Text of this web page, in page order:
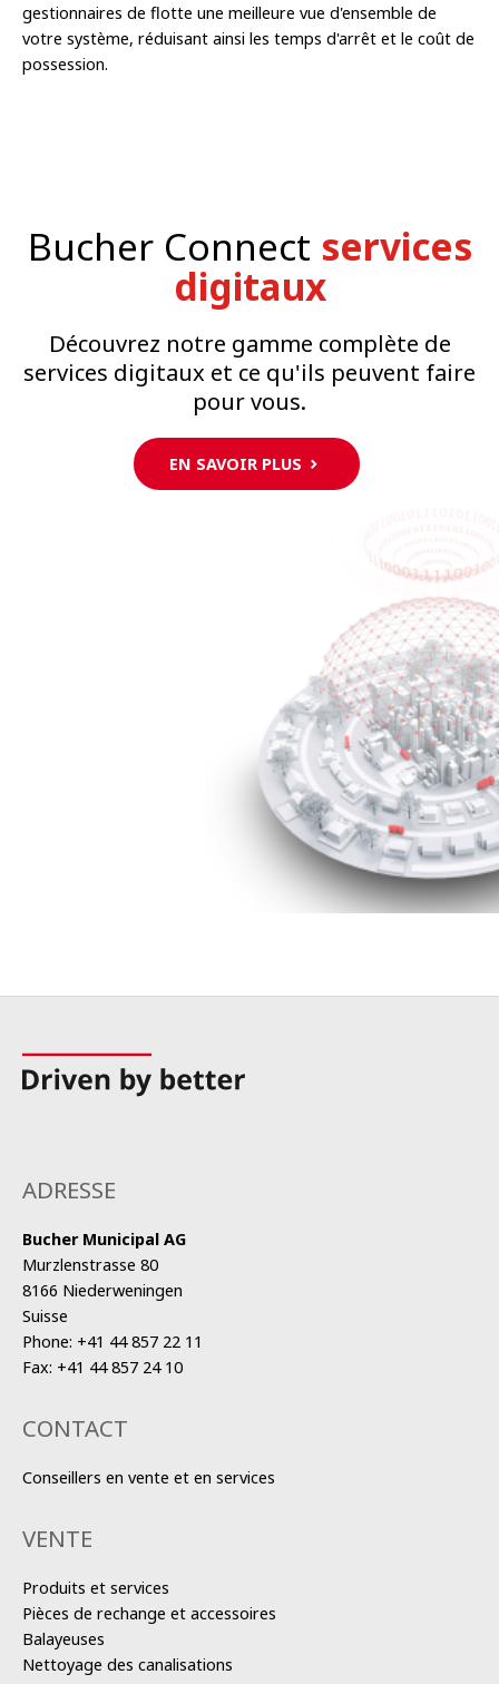
gestionnaires de flotte une meilleure vue d'ensemble de
votre système, réduisant ainsi les temps d'arrêt et le coût de
possession.
Bucher Connect services
digitaux
Découvrez notre gamme complète de
services digitaux et ce qu'ils peuvent faire
pour vous.
EN SAVOIR PLUS
ADRESSE
Bucher Municipal AG
Murzlenstrasse 80
8166 Niederweningen
Suisse
Phone: +41 44 857 22 11
Fax: +41 44 857 24 10
CONTACT
Conseillers en vente et en services
VENTE
Produits et services
Pièces de rechange et accessoires
Balayeuses
Nettoyage des canalisations